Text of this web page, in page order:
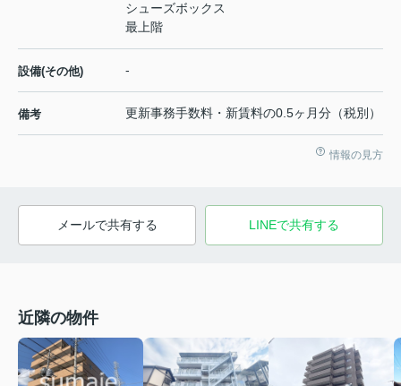
シューズボックス
最上階
設備(その他) -
備考 更新事務手数料・新賃料の0.5ヶ月分（税別）
情報の見方
メールで共有する LINEで共有する
近隣の物件